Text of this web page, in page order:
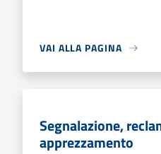
VAI ALLA PAGINA
Segnalazione,
apprezzamento